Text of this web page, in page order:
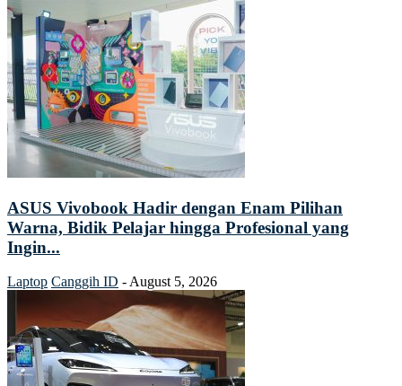
ASUS Vivobook Hadir dengan Enam Pilihan
Warna, Bidik Pelajar hingga Profesional yang
Ingin...
Laptop Canggih ID - August 5, 2026